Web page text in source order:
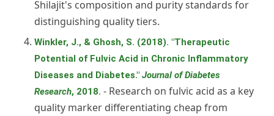
Shilajit's composition and purity standards for
distinguishing quality tiers.
Winkler, J., & Ghosh, S. (2018). "Therapeutic
Potential of Fulvic Acid in Chronic Inflammatory
Diseases and Diabetes." Journal of Diabetes
Research, 2018. - Research on fulvic acid as a key
quality marker differentiating cheap from